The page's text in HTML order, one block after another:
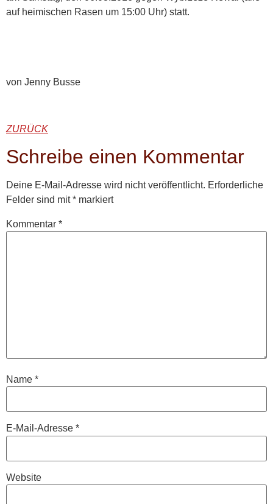
auf heimischen Rasen um 15:00 Uhr) statt.
von Jenny Busse
ZURÜCK
Schreibe einen Kommentar
Deine E-Mail-Adresse wird nicht veröffentlicht. Erforderliche
Felder sind mit* markiert
Kommentar *
Name *
E-Mail-Adresse *
Website